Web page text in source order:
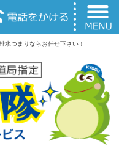
水つまりならお任せ下さい！